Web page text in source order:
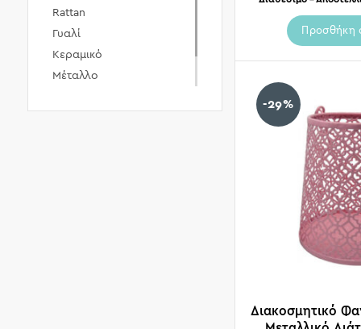
Rattan
Γυαλί
Κεραμικό
Μέταλλο
Προσθήκη
-29%
Διακοσμητικό